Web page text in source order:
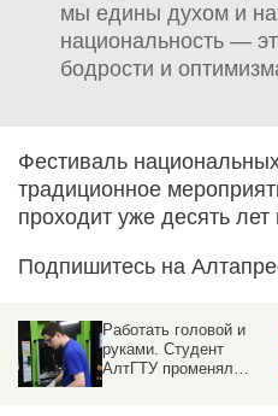
мы едины духом и
национальность —
бодрости и
Фестиваль
традиционное
проходит уже десять
Подпишитесь на
Работать головой и
руками. Студент
АлтГТУ променял